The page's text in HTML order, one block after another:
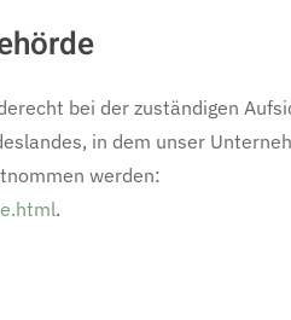
bei der zuständigen
in dem unser
werden:
.